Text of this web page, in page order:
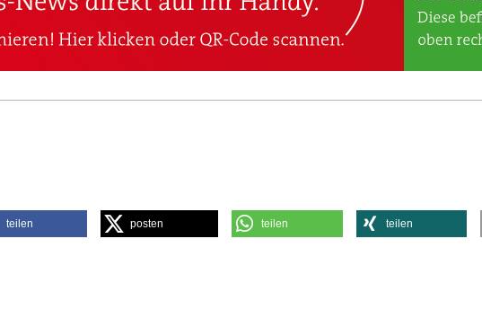
teilen posten teilen teilen